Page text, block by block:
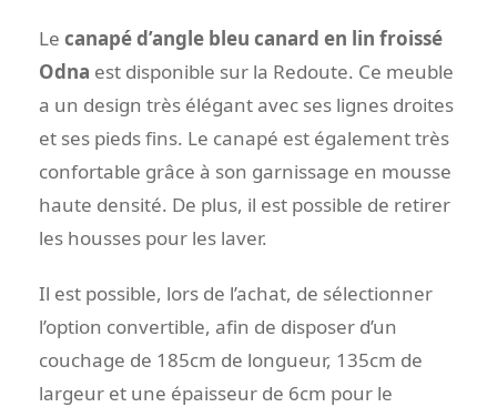
Le canapé d’angle bleu canard en lin froissé
Odna est disponible sur la Redoute. Ce meuble
a un design très élégant avec ses lignes droites
et ses pieds fins. Le canapé est également très
confortable grâce à son garnissage en mousse
haute densité. De plus, il est possible de retirer
les housses pour les laver.
Il est possible, lors de l’achat, de sélectionner
l’option convertible, afin de disposer d’un
couchage de 185cm de longueur, 135cm de
largeur et une épaisseur de 6cm pour le